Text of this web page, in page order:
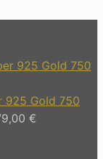
925 Gold 750
€